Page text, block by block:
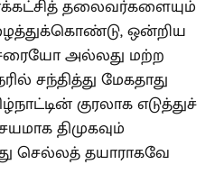
தலைவர்களையும்
ஒன்றிய
அல்லது மற்ற
சந்தித்து மேகதாது
குரலாக எடுத்துச்
திமுகவும்
தயாராகவே